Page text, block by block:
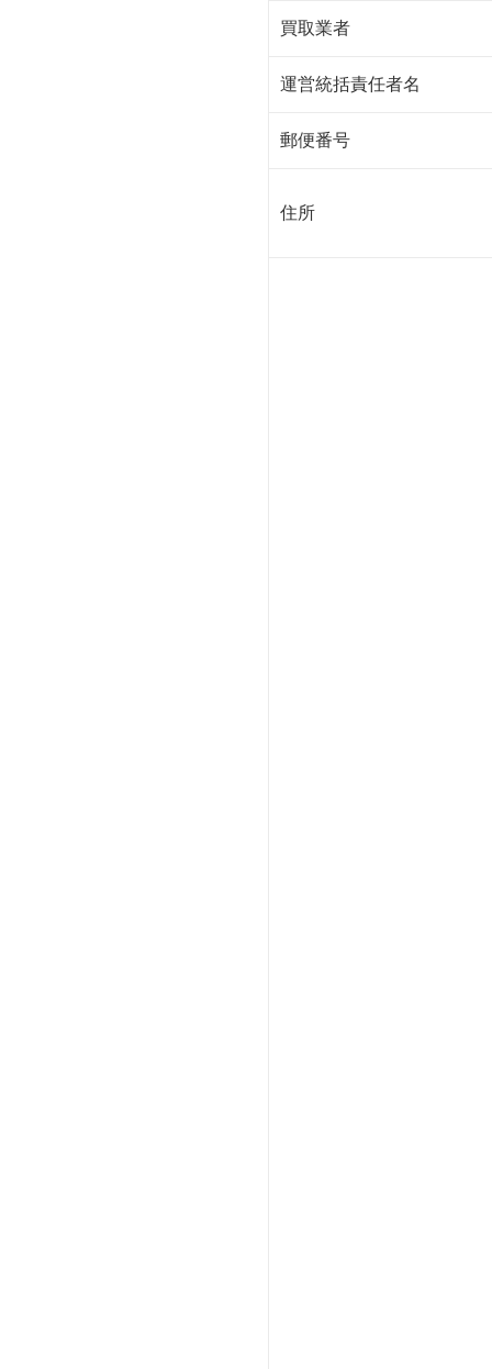
買取業者
運営統括責任者名
郵便番号
住所